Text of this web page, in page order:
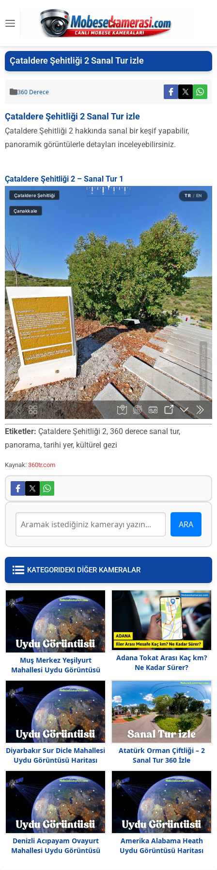
Çataldere Şehitliği 2 Sanal Tur izle
360 Derece
Çataldere Şehitliği 2 Sanal Tur izle
Çataldere Şehitliği 2 hakkında sanal bir keşif yapabilir,
panoramik görüntülerle detayları inceleyebilirsiniz.
Çataldere Şehitliği 2 – Sanal Tur 1
Etiketler: Çataldere Şehitliği 2, 360 derece sanal tur,
panorama, tarihi yer, kültürel gezi
Kaynak: 360tr.com
KATEGORIDEKI DİĞER KAMERALAR
Muş Merkez Yeşilyurt
Mahallesi Uydu Görüntüsü
Haritası
Adana Tokat Arası Kaç km?
Ne Kadar Sürer?
Diyarbakır Sur Dicle Mahallesi
Uydu Görüntüsü Haritası
Atatürk Orman Çiftliği – 2
Sanal Tur 360 İzle
Denizli Acıpayam Ovayurt
Mahallesi Uydu Görüntüsü
Amerika Alabama Heath
Uydu Görüntüsü Haritası